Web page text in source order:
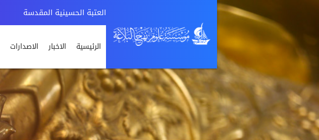
العتبة الحسينية المقدسة
الرئيسية الاخبار الاصدارات